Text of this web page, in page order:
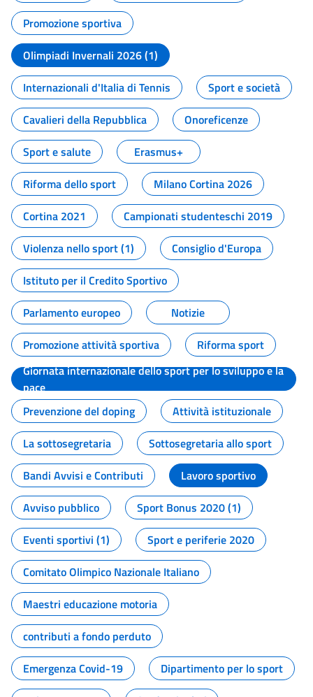
Promozione sportiva
Olimpiadi Invernali 2026 (1)
Internazionali d'Italia di Tennis
Sport e società
Cavalieri della Repubblica
Onoreficenze
Sport e salute
Erasmus+
Riforma dello sport
Milano Cortina 2026
Cortina 2021
Campionati studenteschi 2019
Violenza nello sport (1)
Consiglio d'Europa
Istituto per il Credito Sportivo
Parlamento europeo
Notizie
Promozione attività sportiva
Riforma sport
Giornata internazionale dello sport per lo sviluppo e la
pace
Prevenzione del doping
Attività istituzionale
La sottosegretaria
Sottosegretaria allo sport
Bandi Avvisi e Contributi
Lavoro sportivo
Avviso pubblico
Sport Bonus 2020 (1)
Eventi sportivi (1)
Sport e periferie 2020
Comitato Olimpico Nazionale Italiano
Maestri educazione motoria
contributi a fondo perduto
Emergenza Covid-19
Dipartimento per lo sport